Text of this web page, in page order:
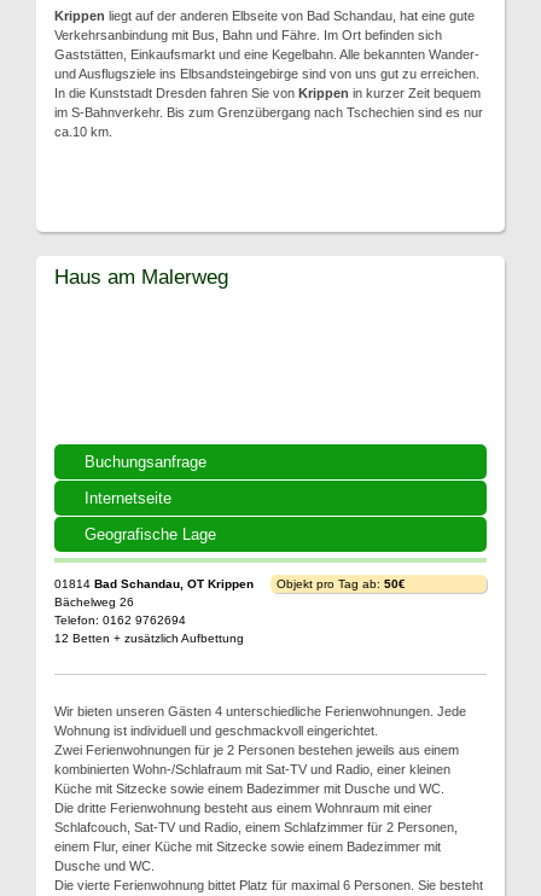
Krippen liegt auf der anderen Elbseite von Bad Schandau, hat eine gute
Verkehrsanbindung mit Bus, Bahn und Fähre. Im Ort befinden sich
Gaststätten, Einkaufsmarkt und eine Kegelbahn. Alle bekannten Wander-
und Ausflugsziele ins Elbsandsteingebirge sind von uns gut zu erreichen.
In die Kunststadt Dresden fahren Sie von Krippen in kurzer Zeit bequem
im S-Bahnverkehr. Bis zum Grenzübergang nach Tschechien sind es nur
ca.10 km.
Buchungsanfrage
Internetseite
Geografische Lage
Haus am Malerweg
01814 Bad Schandau, OT Krippen
Bächelweg 26
Telefon: 0162 9762694
12 Betten + zusätzlich Aufbettung
Objekt pro Tag ab: 50€
Wir bieten unseren Gästen 4 unterschiedliche Ferienwohnungen. Jede
Wohnung ist individuell und geschmackvoll eingerichtet.
Zwei Ferienwohnungen für je 2 Personen bestehen jeweils aus einem
kombinierten Wohn-/Schlafraum mit Sat-TV und Radio, einer kleinen
Küche mit Sitzecke sowie einem Badezimmer mit Dusche und WC.
Die dritte Ferienwohnung besteht aus einem Wohnraum mit einer
Schlafcouch, Sat-TV und Radio, einem Schlafzimmer für 2 Personen,
einem Flur, einer Küche mit Sitzecke sowie einem Badezimmer mit
Dusche und WC.
Die vierte Ferienwohnung bittet Platz für maximal 6 Personen. Sie besteht